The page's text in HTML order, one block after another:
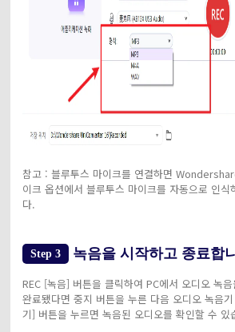
참고 : 블루투스 마이크를 연결하면
이크 옵션에서 블루투스 마이크를 자동으로 인식
다.
Step 3 녹음을 시작하고 종료합
REC [녹음] 버튼을 클릭하여 PC에서 오디오 녹
완료됐다면 중지 버튼을 누른 다음 오디오 녹음
기] 버튼을 누르면 녹음된 오디오를 확인할 수 있